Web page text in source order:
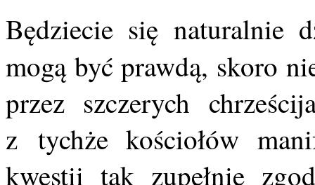
Będziecie się naturalnie
mogą być prawdą, skoro
przez szczerych
z tychże kościołów
kwestii tak zupełnie